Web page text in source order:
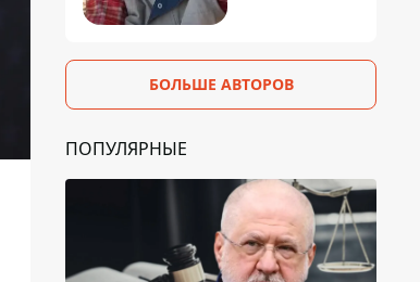
БОЛЬШЕ АВТОРОВ
ПОПУЛЯРНЫЕ